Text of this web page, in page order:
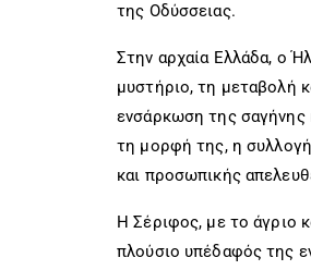
της Οδύσσειας.
Στην αρχαία Ελλάδα, ο
µυστήριο, τη µεταβολή
ενσάρκωση της σαγήνης
τη µορφή της, η
και προσωπικής
Η Σέριφος, µε το άγριο
πλούσιο υπέδαφός της